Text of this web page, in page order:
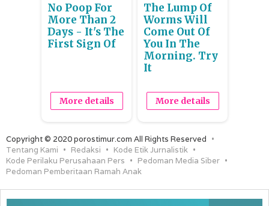
No Poop For
More Than 2
Days - It's The
First Sign Of
More details
The Lump Of
Worms Will
Come Out Of
You In The
Morning. Try
It
More details
Copyright © 2020 porostimur.com All Rights Reserved
Tentang Kami
Redaksi
Kode Etik Jurnalistik
Kode Perilaku Perusahaan Pers
Pedoman Media Siber
Pedoman Pemberitaan Ramah Anak